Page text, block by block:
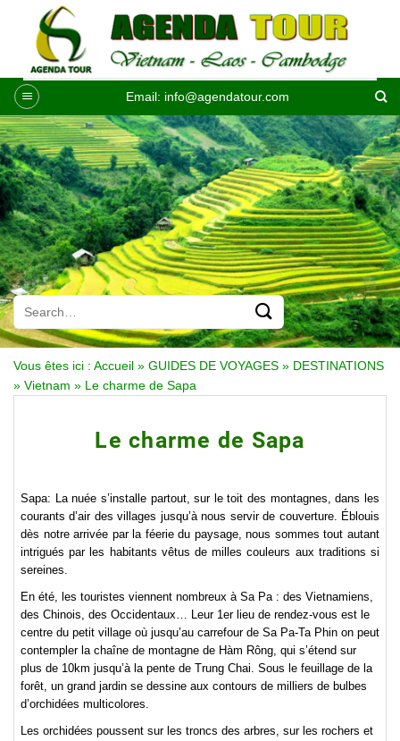
contenu
Email: info@agendatour.com
Vous êtes ici : Accueil » GUIDES DE VOYAGES » DESTINATIONS
» Vietnam » Le charme de Sapa
Le charme de Sapa
Sapa: La nuée s’installe partout, sur le toit des montagnes, dans les
courants d’air des villages jusqu’à nous servir de couverture. Éblouis
dès notre arrivée par la féerie du paysage, nous sommes tout autant
intrigués par les habitants vêtus de milles couleurs aux traditions si
sereines.
En été, les touristes viennent nombreux à Sa Pa : des Vietnamiens,
des Chinois, des Occidentaux… Leur 1er lieu de rendez-vous est le
centre du petit village où jusqu’au carrefour de Sa Pa-Ta Phin on peut
contempler la chaîne de montagne de Hàm Rông, qui s’étend sur
plus de 10km jusqu’à la pente de Trung Chai. Sous le feuillage de la
forêt, un grand jardin se dessine aux contours de milliers de bulbes
d’orchidées multicolores.
Les orchidées poussent sur les troncs des arbres, sur les rochers et